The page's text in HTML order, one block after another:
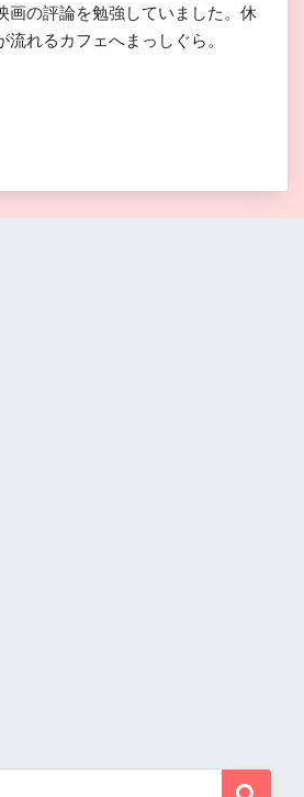
画の評論を勉強していました。休
流れるカフェへまっしぐら。